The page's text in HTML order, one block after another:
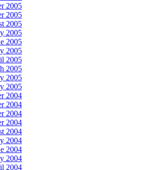
2005
2005
2005
2005
2005
2005
2005
2005
2005
2005
2004
2004
2004
2004
2004
2004
2004
2004
2004